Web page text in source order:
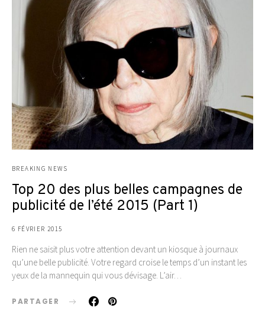
BREAKING NEWS
Top 20 des plus belles campagnes de
publicité de l’été 2015 (Part 1)
6 FÉVRIER 2015
Rien ne saisit plus votre attention devant un kiosque à journaux
qu’une belle publicité. Votre regard croise le temps d’un instant les
yeux de la mannequin qui vous dévisage. L’air…
PARTAGER